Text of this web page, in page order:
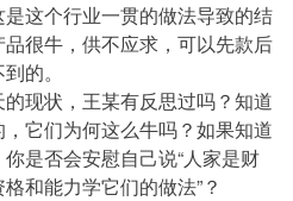
这个行业一贯的做法导致的结
很牛，供不应求，可以先款后
的。
现状，王某有反思过吗？知道
它们为何这么牛吗？如果知道
是否会安慰自己说“人家是财
和能力学它们的做法”？